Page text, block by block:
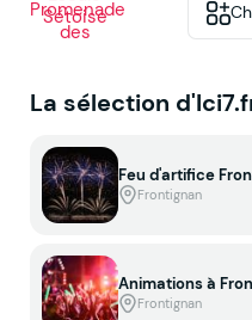
La sélection
Feu d'artifice
Frontignan
Animations à
Frontignan